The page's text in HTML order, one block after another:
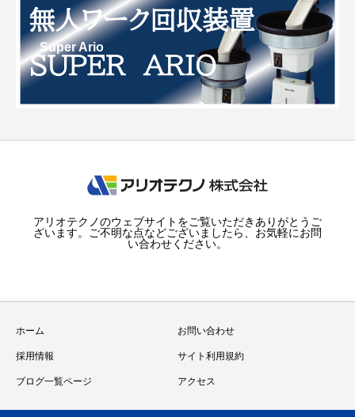
Super Ario
アリオテクノのウェブサイトをご覧いただきありがとうご
ざいます。ご不明な点などございましたら、お気軽にお問
い合わせください。
ホーム お問い合わせ
採用情報 サイト利用規約
ブログ一覧ページ アクセス